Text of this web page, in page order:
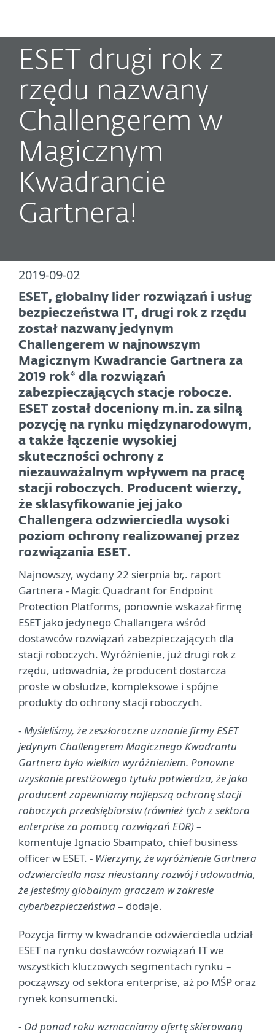
ESET drugi rok z
rzędu nazwany
Challengerem w
Magicznym
Kwadrancie
Gartnera!
2019-09-02
ESET, globalny lider rozwiązań i usług
bezpieczeństwa IT, drugi rok z rzędu
został nazwany jedynym
Challengerem w najnowszym
Magicznym Kwadrancie Gartnera za
2019 rok* dla rozwiązań
zabezpieczających stacje robocze.
ESET został doceniony m.in. za silną
pozycję na rynku międzynarodowym,
a także łączenie wysokiej
skuteczności ochrony z
niezauważalnym wpływem na pracę
stacji roboczych. Producent wierzy,
że sklasyfikowanie jej jako
Challengera odzwierciedla wysoki
poziom ochrony realizowanej przez
rozwiązania ESET.
Najnowszy, wydany 22 sierpnia br,. raport
Gartnera - Magic Quadrant for Endpoint
Protection Platforms, ponownie wskazał firmę
ESET jako jedynego Challangera wśród
dostawców rozwiązań zabezpieczających dla
stacji roboczych. Wyróżnienie, już drugi rok z
rzędu, udowadnia, że producent dostarcza
proste w obsłudze, kompleksowe i spójne
produkty do ochrony stacji roboczych.
-Myśleliśmy, że zeszłoroczne uznanie firmy ESET
jedynym Challengerem Magicznego Kwadrantu
Gartnera było wielkim wyróżnieniem. Ponowne
uzyskanie prestiżowego tytułu potwierdza, że jako
producent zapewniamy najlepszą ochronę stacji
roboczych przedsiębiorstw (również tych z sektora
enterprise za pomocą rozwiązań EDR)–
komentuje Ignacio Sbampato, chief business
officer w ESET. - Wierzymy, że wyróżnienie Gartnera
odzwierciedla nasz nieustanny rozwój i udowadnia,
że jesteśmy globalnym graczem w zakresie
cyberbezpieczeństwa– dodaje.
Pozycja firmy w kwadrancie odzwierciedla udział
ESET na rynku dostawców rozwiązań IT we
wszystkich kluczowych segmentach rynku –
począwszy od sektora enterprise, aż po MŚP oraz
rynek konsumencki.
- Od ponad roku wzmacniamy ofertę skierowaną